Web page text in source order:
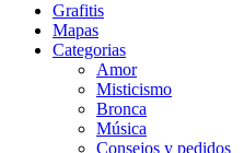
Grafitis
Mapas
Categorias
Amor
Misticismo
Bronca
Música
Consejos y pedidos